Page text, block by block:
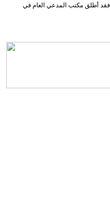
أطلق مكتب المدعي العام في